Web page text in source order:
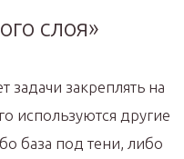
слоя»
закреплять на
используются другие
база под тени, либо